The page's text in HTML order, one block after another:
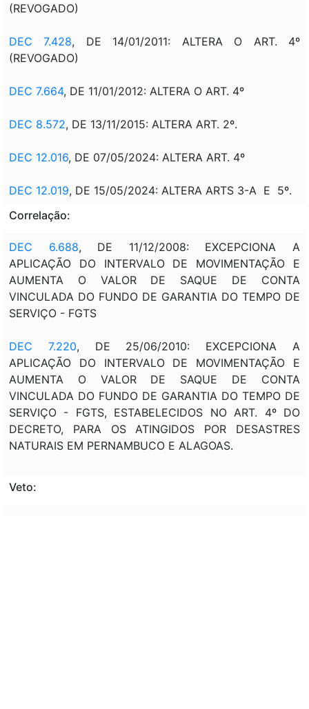
(REVOGADO)
DEC 7.428, DE 14/01/2011: ALTERA O ART. 4º
(REVOGADO)
DEC 7.664, DE 11/01/2012: ALTERA O ART. 4º
DEC 8.572, DE 13/11/2015: ALTERA ART. 2º.
DEC 12.016, DE 07/05/2024: ALTERA ART. 4º
DEC 12.019, DE 15/05/2024: ALTERA ARTS 3-A E 5º.
Correlação:
DEC 6.688, DE 11/12/2008: EXCEPCIONA A
APLICAÇÃO DO INTERVALO DE MOVIMENTAÇÃO E
AUMENTA O VALOR DE SAQUE DE CONTA
VINCULADA DO FUNDO DE GARANTIA DO TEMPO DE
SERVIÇO - FGTS
DEC 7.220, DE 25/06/2010: EXCEPCIONA A
APLICAÇÃO DO INTERVALO DE MOVIMENTAÇÃO E
AUMENTA O VALOR DE SAQUE DE CONTA
VINCULADA DO FUNDO DE GARANTIA DO TEMPO DE
SERVIÇO - FGTS, ESTABELECIDOS NO ART. 4º DO
DECRETO, PARA OS ATINGIDOS POR DESASTRES
NATURAIS EM PERNAMBUCO E ALAGOAS.
Veto: